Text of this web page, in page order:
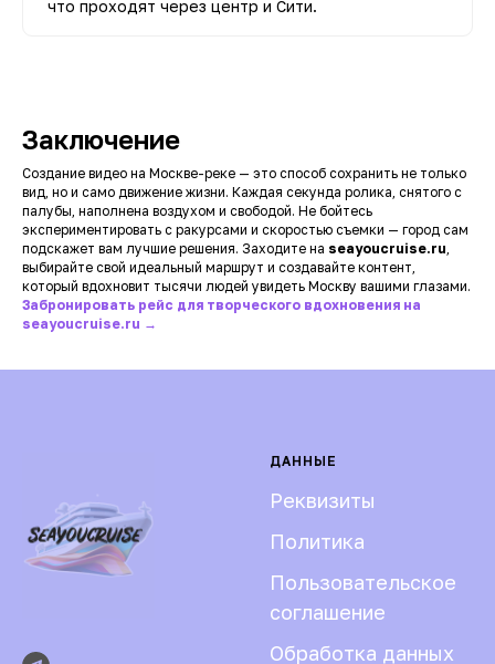
что проходят через центр и Сити.
Заключение
Создание видео на Москве-реке — это способ сохранить не только
вид, но и само движение жизни. Каждая секунда ролика, снятого с
палубы, наполнена воздухом и свободой. Не бойтесь
экспериментировать с ракурсами и скоростью съемки — город сам
подскажет вам лучшие решения. Заходите на seayoucruise.ru,
выбирайте свой идеальный маршрут и создавайте контент,
который вдохновит тысячи людей увидеть Москву вашими глазами.
Забронировать рейс для творческого вдохновения на
seayoucruise.ru →
ДАННЫЕ
Реквизиты
Политика
Пользовательское
соглашение
Обработка данных